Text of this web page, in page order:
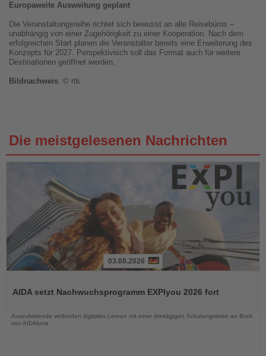
Europaweite Ausweitung geplant
Die Veranstaltungsreihe richtet sich bewusst an alle Reisebüros –
unabhängig von einer Zugehörigkeit zu einer Kooperation. Nach dem
erfolgreichen Start planen die Veranstalter bereits eine Erweiterung des
Konzepts für 2027. Perspektivisch soll das Format auch für weitere
Destinationen geöffnet werden.
Bildnachweis: © rtk
Die meistgelesenen Nachrichten
die
03.08.2026
AIDA setzt Nachwuchsprogramm EXPIyou 2026 fort
Auszubildende verbinden digitales Lernen mit einer dreitägigen Schulungsreise an Bord
von AIDAluna